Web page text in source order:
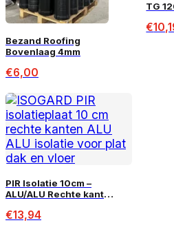
Bezand Roofing
Bovenlaag 4mm
€6,00
TG
€
PIR Isolatie 10cm –
ALU/ALU Rechte kant
€13,94